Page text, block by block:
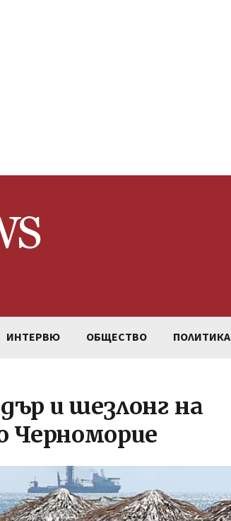
ИНТЕРВЮ ОБЩЕСТВО ПОЛИТИКА
и шезлонг на
Черноморие